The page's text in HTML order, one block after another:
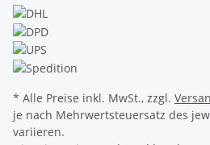
* Alle Preise inkl. MwSt., zzgl.
je nach Mehrwertsteuersatz des
variieren.